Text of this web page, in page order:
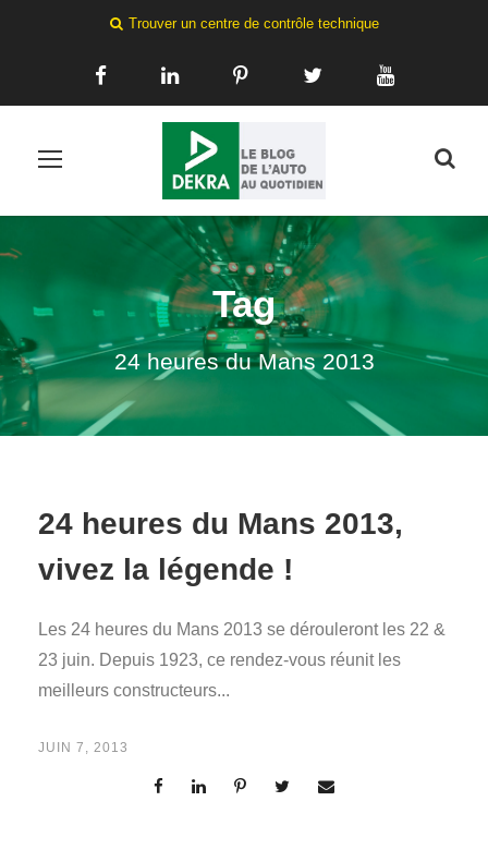
Trouver un centre de contrôle technique
Tag
24 heures du Mans 2013
24 heures du Mans 2013,
vivez la légende !
Les 24 heures du Mans 2013 se dérouleront les 22 &
23 juin. Depuis 1923, ce rendez-vous réunit les
meilleurs constructeurs...
JUIN 7, 2013